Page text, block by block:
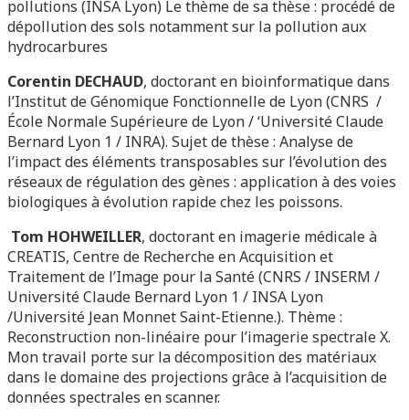
pollutions (INSA Lyon) Le thème de sa thèse : procédé de
dépollution des sols notamment sur la pollution aux
hydrocarbures
Corentin DECHAUD, doctorant en bioinformatique dans
l’Institut de Génomique Fonctionnelle de Lyon (CNRS /
École Normale Supérieure de Lyon / ‘Université Claude
Bernard Lyon 1 / INRA). Sujet de thèse : Analyse de
l’impact des éléments transposables sur l’évolution des
réseaux de régulation des gènes : application à des voies
biologiques à évolution rapide chez les poissons.
Tom HOHWEILLER, doctorant en imagerie médicale à
CREATIS, Centre de Recherche en Acquisition et
Traitement de l’Image pour la Santé (CNRS / INSERM /
Université Claude Bernard Lyon 1 / INSA Lyon
/Université Jean Monnet Saint-Etienne.). Thème :
Reconstruction non-linéaire pour l’imagerie spectrale X.
Mon travail porte sur la décomposition des matériaux
dans le domaine des projections grâce à l’acquisition de
données spectrales en scanner.